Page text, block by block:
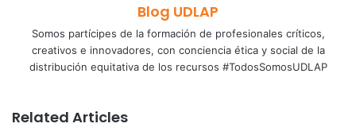
Blog UDLAP
Somos partícipes de la formación de profesionales críticos,
creativos e innovadores, con conciencia ética y social de la
distribución equitativa de los recursos #TodosSomosUDLAP
Related Articles